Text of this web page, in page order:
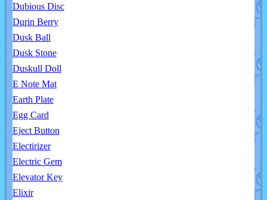
Dubious Disc
Durin Berry
Dusk Ball
Dusk Stone
Duskull Doll
E Note Mat
Earth Plate
Egg Card
Eject Button
Electirizer
Electric Gem
Elevator Key
Elixir